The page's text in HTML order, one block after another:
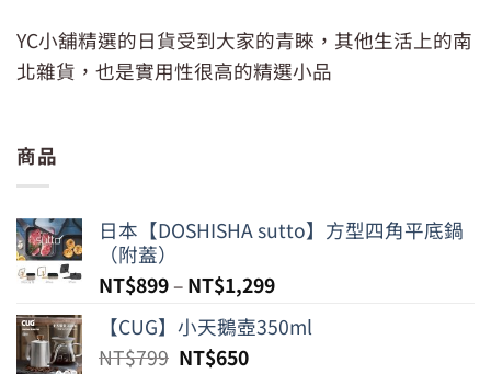
YC小舖精選的日貨受到大家的青睞，其他生活上的南
北雜貨，也是實用性很高的精選小品
商品
日本【DOSHISHA sutto】方型四角平底鍋
（附蓋）
NT$899– NT$1,299
【CUG】小天鵝壺350ml
NT$799 原
NT$650目